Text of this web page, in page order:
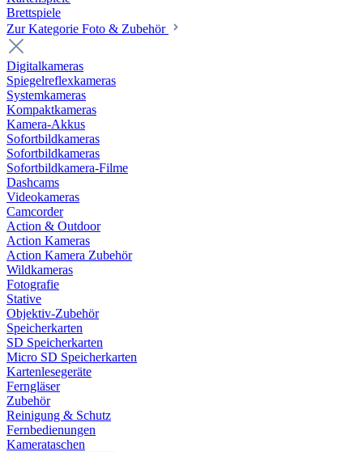
Brettspiele
Zur Kategorie Foto & Zubehör
Digitalkameras
Spiegelreflexkameras
Systemkameras
Kompaktkameras
Kamera-Akkus
Sofortbildkameras
Sofortbildkameras
Sofortbildkamera-Filme
Dashcams
Videokameras
Camcorder
Action & Outdoor
Action Kameras
Action Kamera Zubehör
Wildkameras
Fotografie
Stative
Objektiv-Zubehör
Speicherkarten
SD Speicherkarten
Micro SD Speicherkarten
Kartenlesegeräte
Ferngläser
Zubehör
Reinigung & Schutz
Fernbedienungen
Kamerataschen